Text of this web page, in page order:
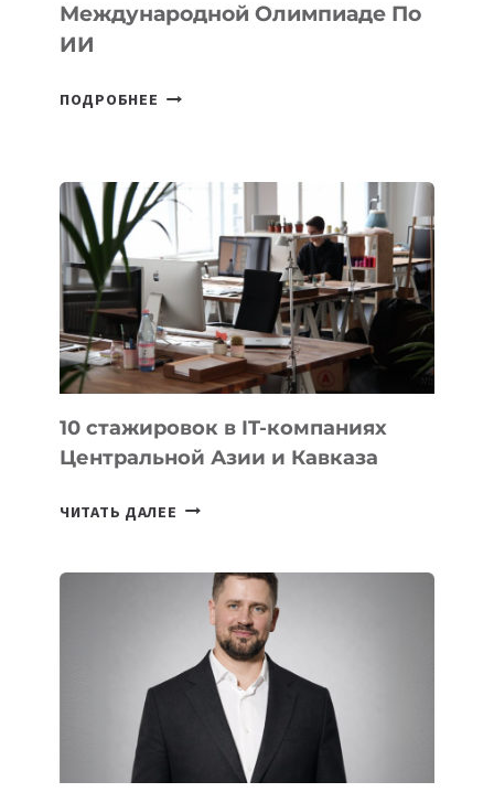
Международной Олимпиаде По
ИИ
ПОДРОБНЕЕ СБОРНАЯ
ИСТОРИИ
ЗАВОЕВАЛА
МЕДАЛЬ
НА
МЕЖДУНАРОДНОЙ
ОЛИМПИАДЕ
ПО
ИИ
10 стажировок в IT-компаниях
Центральной Азии и Кавказа
ЧИТАТЬ ДАЛЕЕ 10
КОМПАНИЯХ
ЦЕНТРАЛЬНОЙ
АЗИИ
КАВКАЗА